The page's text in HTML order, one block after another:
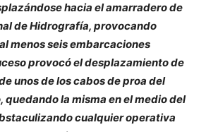
hacia el amarradero de
de Hidrografía, provocando
menos seis embarcaciones
provocó el desplazamiento de
unos de los cabos de proa del
la misma en el medio del
cualquier operativa